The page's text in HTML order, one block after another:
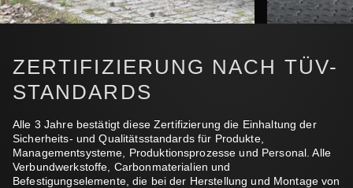
ZERTIFIZIERUNG NACH TÜV-
STANDARDS
Alle 3 Jahre bestätigt diese Zertifizierung die Einhaltung der
Sicherheits- und Qualitätsstandards für Produkte,
Managementsysteme, Produktionsprozesse und Personal. Alle
Verbundwerkstoffe, Carbonmaterialien und
Befestigungselemente, die bei der Herstellung und Montage von